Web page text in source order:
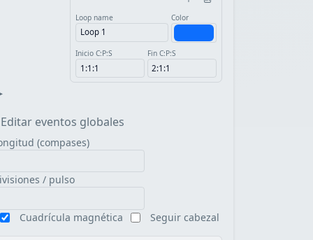
Loop name Color
Inicio C:P:S Fin C:P:S
Editar eventos globales
(compases)
/ pulso
Cuadrícula magnética Seguir cabezal